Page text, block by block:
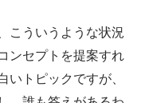
こういうような状況
ンセプトを提案すれ
トピックですが、